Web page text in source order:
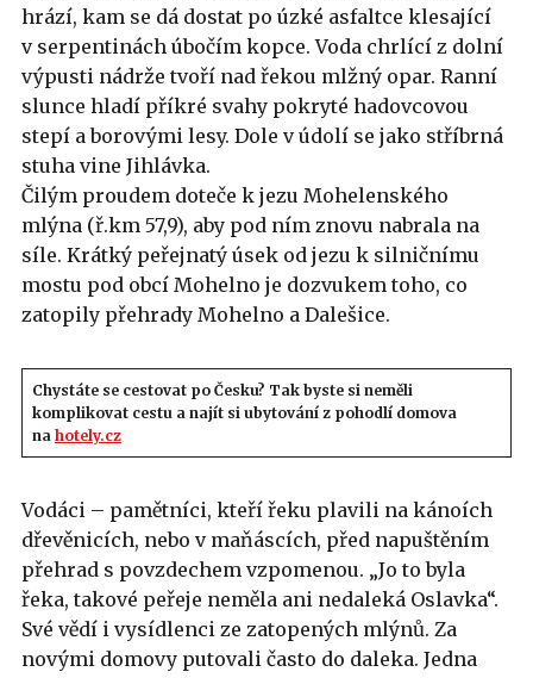
hrází, kam se dá dostat po úzké asfaltce klesající
v serpentinách úbočím kopce. Voda chrlící z dolní
výpusti nádrže tvoří nad řekou mlžný opar. Ranní
slunce hladí příkré svahy pokryté hadovcovou
stepí a borovými lesy. Dole v údolí se jako stříbrná
stuha vine Jihlávka.
Čilým proudem doteče k jezu Mohelenského
mlýna (ř.km 57,9), aby pod ním znovu nabrala na
síle. Krátký peřejnatý úsek od jezu k silničnímu
mostu pod obcí Mohelno je dozvukem toho, co
zatopily přehrady Mohelno a Dalešice.
Chystáte se cestovat po Česku? Tak byste si neměli
komplikovat cestu a najít si ubytování z pohodlí domova
na hotely.cz
Vodáci – pamětníci, kteří řeku plavili na kánoích
dřevěnicích, nebo v maňáscích, před napuštěním
přehrad s povzdechem vzpomenou. „Jo to byla
řeka, takové peřeje neměla ani nedaleká Oslavka“.
Své vědí i vysídlenci ze zatopených mlýnů. Za
novými domovy putovali často do daleka. Jedna